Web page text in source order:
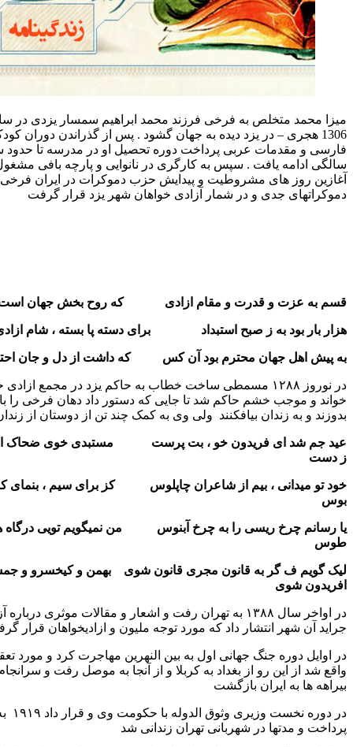
میزا محمد متخلص به فرخی فرزند محمد ابراهیم سمسار یزدی در سال 1267 –
– در یزد دیده به جهان گشود . پس از گذراندن دوران کودکی به آموختن
عربی پرداخت دوره تحصیل او در مدرسه تا حدود سن شانزده
یافت . سپس به کارگری در نانوایی و پارچه بافی مشغول شد .در
مشروطیت و پیدایش حزب دموکرات در ایران فرخی از
و در شمار آزادی خواهان شهر یزد قرار گرفت
و قدرت و مقام ازادی که روح بخش جهان است نام آزادی
به ز صبح استبداد برای دسته پا بسته ، شام ازادی
محترم بود آن کس که داشت از دل و جان احترام آزادی
در نوروز ۱۲۸۸ مسمطی ساخت خطاب به حاکم یزد در مجمع ازادی خواهان یزد
خشم حاکم شد تا جایی که دستور داد دهان فرخی را با نخ و سوزن
بیافکنند ولی وی به کمک چند تن از دوستان از زندان گریخت
فریدون خو ، بت پرست مستبدی خوی ضحاک است این خونه
، بیم از شاعران چاپلوس کز برای سیم ، بنمای کسی را پا
ریسی را به چرخ آبنوس من نمیگویم تویی درگاه هیجا همچو
به قانون مجری قانون شوی بهمن و کیخسرو و جمشید و
در اواخر سال ۱۳۸۸ به تهران رفت و اشعار و مقالات موثری درباره آزادی ایران در
انتشار داد که مورد توجه ملیون و ازادیخواهان قرار گرفت
جنگ جهانی اول به بین النهرین مهاجرت کرد و مورد تعقیب انگلیسیها
رو از بغداد به کربلا و از آنجا به موصل رفت و سرانجام پای برهنه از
بازگشت
در دوره نخست وزیری وثوق الدوله با حکومت وی و قرار داد ۱۹۱۹ به مخالفت
در شهربانی تهران زندانی شد